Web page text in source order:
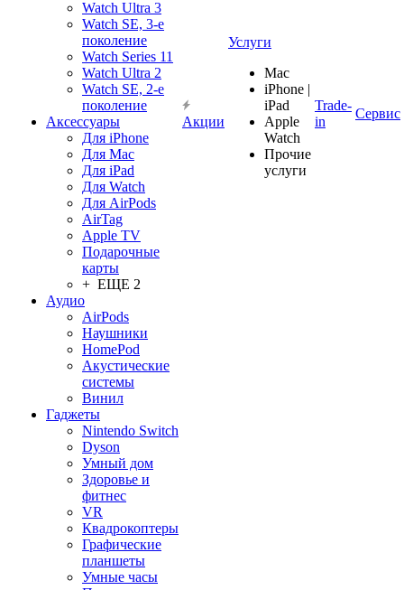
Watch Ultra 3
Watch SE, 3-е
поколение
Watch Series 11
Watch Ultra 2
Watch SE, 2-е
поколение
Аксессуары
Для iPhone
Для Mac
Для iPad
Для Watch
Для AirPods
AirTag
Apple TV
Подарочные
карты
+ ЕЩЕ 2
Аудио
AirPods
Наушники
HomePod
Акустические
системы
Винил
Гаджеты
Nintendo Switch
Dyson
Умный дом
Здоровье и
фитнес
VR
Квадрокоптеры
Графические
планшеты
Умные часы
Акции
Услуги
Mac
iPhone |
iPad
Apple
Watch
Прочие
услуги
Trade-
in
Сервис